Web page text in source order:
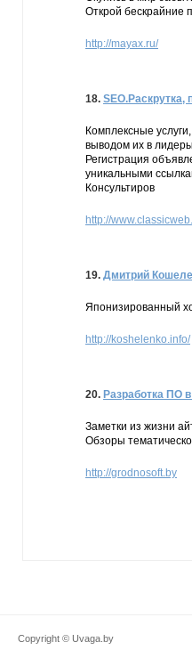
Открой бескрайние
http://mayax.ru/
18. SEO.Раскрутка,
Комплексные
выводом их в
Регистрация
уникальными
Консультиров
http://
19. Дмитрий
Японизированный
http://koshelenko.info/
20. Разработка ПО
Заметки из жизни
Обзоры
http://grodnosoft.by
Copyright © Uvaga.by